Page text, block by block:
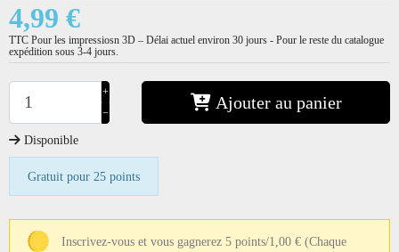
4,99 €
TTC Pour les impressiosn 3D – Délai actuel environ 30 jours - Pour le reste du catalogue
expédition sous 3-4 jours.
+
−
Ajouter au panier
Disponible
Gratuit pour 25 points
Inscrivez-vous et vous gagnerez 5 points/1,00 € (Chaque